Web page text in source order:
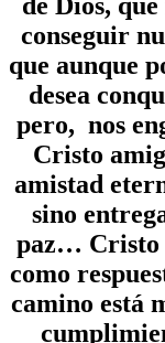
conseguir
que aunque
desea
pero, nos
Cristo
amistad
sino
paz… Cristo
como
camino está